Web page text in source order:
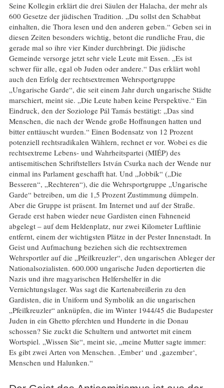
Seine Kollegin erklärt die drei Säulen der Halacha, der mehr als
600 Gesetze der jüdischen Tradition. „Du sollst den Schabbat
einhalten, die Thora lesen und den anderen geben.“ Geben sei in
diesen Zeiten besonders wichtig, betont die rundliche Frau, die
gerade mal so ihre vier Kinder durchbringt. Die jüdische
Gemeinde versorge jetzt sehr viele Leute mit Essen. „Es ist
schwer für alle, egal ob Juden oder andere.“ Das erklärt wohl
auch den Erfolg der rechtsextremen Wehrsportgruppe
„Ungarische Garde“, die seit einem Jahr durch ungarische Städte
marschiert, meint sie. „Die Leute haben keine Perspektive.“ Ein
Eindruck, den der Soziologe Pál Tamás bestätigt: „Das sind
Menschen, die nach der Wende große Hoffnungen hatten und
bitter enttäuscht wurden.“ Einen Bodensatz von 12 Prozent
potenziell rechtsradikalen Wählern, rechnet er vor. Wobei es die
rechtsextreme Lebens- und Wahrheitspartei (MIÉP) des
antisemitischen Schriftstellers István Csurka nach der Wende nur
einmal ins Parlament geschafft hat. Und „Jobbik“ („Die
Besseren“, „Rechteren“), die die Wehrsportgruppe „Ungarische
Garde“ betreiben, um die 1,5 Prozent Zustimmung dümpeln.
Aber die Gruppe ist präsent. Im Internet und auf der Straße.
Gerade erst haben wieder neue Gardisten einen Fahneneid
abgelegt – auf dem Heldenplatz, nur zwei Kilometer Luftlinie
entfernt, einem der wichtigsten Plätze in der Pester Innenstadt. In
Geist und Aufmachung beziehen sich die rechtsextremen
Wehrsportler auf die „Pfeilkreuzler“, den ungarischen Ableger der
Nationalsozialisten. 600.000 ungarische Juden deportierten die
Nazis und ihre magyarischen Helfershelfer in die
Vernichtungslager. Was sagt die Kartenabreißerin zu den
Gardisten, die in Uniform und Symbolik an die ungarischen
„Pfeilkreuzler“ anknüpfen, die im Winter 1944/45 die Budapester
Juden in ein Ghetto pferchten und Hunderte in die Donau
schossen? Sie zuckt die Schultern und antwortet mit einem
Wortspiel. „Wissen Sie“, meint sie, „meine Mutter sagte immer:
Es gibt zwei Arten von Menschen. ‚Ember‘ und ‚gazember‘,
Menschen und Halunken.“